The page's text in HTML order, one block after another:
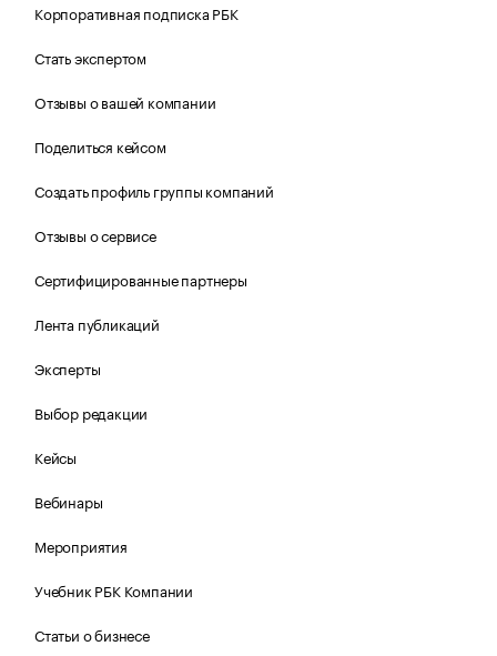
Корпоративная подписка РБК
Стать экспертом
Отзывы о вашей компании
Поделиться кейсом
Создать профиль группы компаний
Отзывы о сервисе
Сертифицированные партнеры
Лента публикаций
Эксперты
Выбор редакции
Кейсы
Вебинары
Мероприятия
Учебник РБК Компании
Статьи о бизнесе